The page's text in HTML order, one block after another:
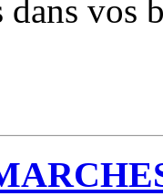
dans vos